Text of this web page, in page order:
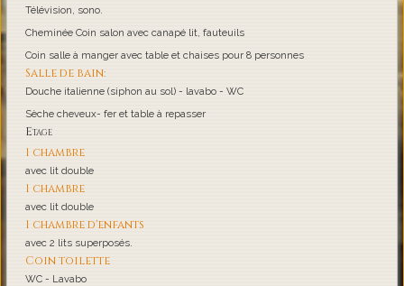
Télévision, sono.
Cheminée Coin salon avec canapé lit, fauteuils
Coin salle à manger avec table et chaises pour 8 personnes
Salle de bain:
Douche italienne (siphon au sol) - lavabo - WC
Sèche cheveux- fer et table à repasser
Etage
1 chambre
avec lit double
1 chambre
avec lit double
1 chambre d'enfants
avec 2 lits superposés.
Coin toilette
WC - Lavabo